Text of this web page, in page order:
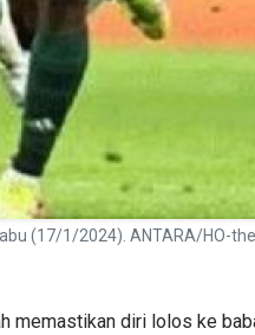
(17/1/2024). ANTARA/HO-
memastikan diri lolos ke